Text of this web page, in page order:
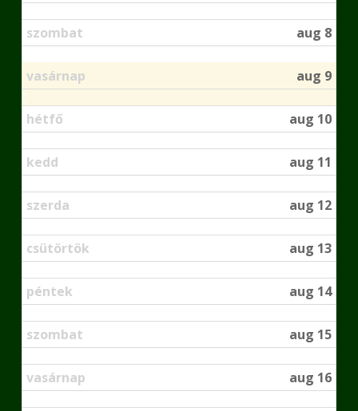
szombat aug 8
vasárnap aug 9
hétfő aug 10
kedd aug 11
szerda aug 12
csütörtök aug 13
péntek aug 14
szombat aug 15
vasárnap aug 16